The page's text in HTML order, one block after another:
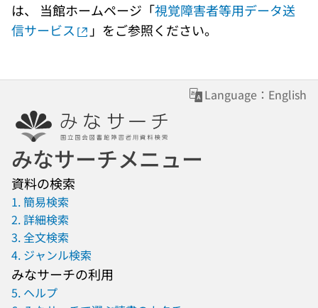
は、 当館ホームページ「視覚障害者等用データ送
信サービス
」をご参照ください。
Language：English
みなサーチメニュー
資料の検索
1. 簡易検索
2. 詳細検索
3. 全文検索
4. ジャンル検索
みなサーチの利用
5. ヘルプ